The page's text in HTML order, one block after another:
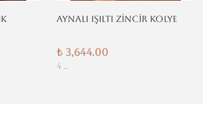
AYNALI IŞILTI ZİNCİR KOLYE
₺ 3,644.00
4 ..